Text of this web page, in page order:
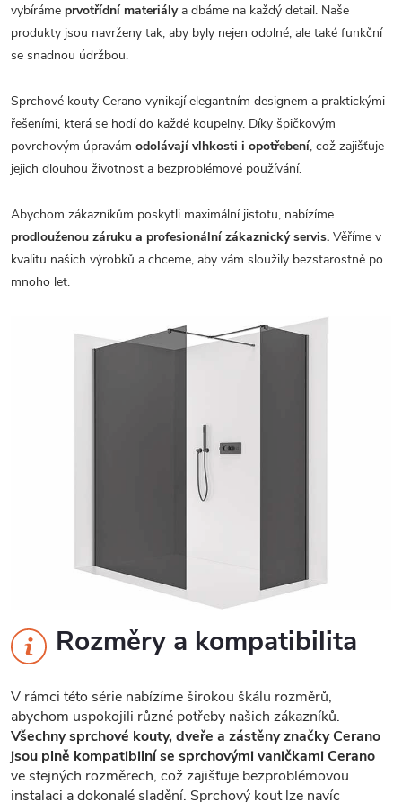
vybíráme prvotřídní materiálya dbáme na každý detail. Naše
produkty jsou navrženy tak, aby byly nejen odolné, ale také funkční
se snadnou údržbou.
Sprchové kouty Cerano vynikají elegantním designem a praktickými
řešeními, která se hodí do každé koupelny. Díky špičkovým
povrchovým úpravám odolávají vlhkosti i opotřebení, což zajišťuje
jejich dlouhou životnost a bezproblémové používání.
Abychom zákazníkům poskytli maximální jistotu, nabízíme
prodlouženou záruku a profesionální zákaznický servis. Věříme v
kvalitu našich výrobků a chceme, aby vám sloužily bezstarostně po
mnoho let.
Rozměry a kompatibilita
V rámci této série nabízíme širokou škálu rozměrů,
abychom uspokojili různé potřeby našich zákazníků.
Všechny sprchové kouty, dveře a zástěny značky Cerano
jsou plně kompatibilní se sprchovými vaničkami Cerano
ve stejných rozměrech, což zajišťuje bezproblémovou
instalaci a dokonalé sladění. Sprchový kout lze navíc